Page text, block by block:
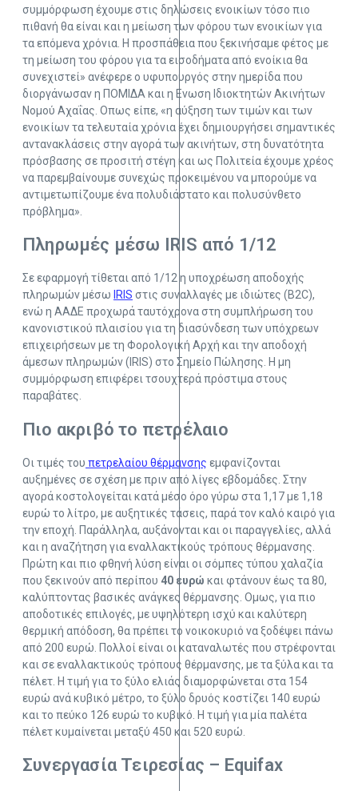
συμμόρφωση έχουμε στις δηλώσεις ενοικίων τόσο πιο
πιθανή θα είναι και η μείωση των φόρου των ενοικίων για
τα επόμενα χρόνια. Η προσπάθεια που ξεκινήσαμε φέτος με
τη μείωση του φόρου για τα εισοδήματα από ενοίκια θα
συνεχιστεί» ανέφερε ο υφυπουργός στην ημερίδα που
διοργάνωσαν η ΠΟΜΙΔΑ και η Ενωση Ιδιοκτητών Ακινήτων
Νομού Αχαΐας. Οπως είπε, «η αύξηση των τιμών και των
ενοικίων τα τελευταία χρόνια έχει δημιουργήσει σημαντικές
αντανακλάσεις στην αγορά των ακινήτων, στη δυνατότητα
πρόσβασης σε προσιτή στέγη και ως Πολιτεία έχουμε χρέος
να παρεμβαίνουμε συνεχώς προκειμένου να μπορούμε να
αντιμετωπίζουμε ένα πολυδιάστατο και πολυσύνθετο
πρόβλημα».
Πληρωμές μέσω IRIS από 1/12
Σε εφαρμογή τίθεται από 1/12 η υποχρέωση αποδοχής
πληρωμών μέσω IRIS στις συναλλαγές με ιδιώτες (Β2C),
ενώ η ΑΑΔΕ προχωρά ταυτόχρονα στη συμπλήρωση του
κανονιστικού πλαισίου για τη διασύνδεση των υπόχρεων
επιχειρήσεων με τη Φορολογική Αρχή και την αποδοχή
άμεσων πληρωμών (IRIS) στο Σημείο Πώλησης. Η μη
συμμόρφωση επιφέρει τσουχτερά πρόστιμα στους
παραβάτες.
Πιο ακριβό το πετρέλαιο
Οι τιμές του πετρελαίου θέρμανσης εμφανίζονται
αυξημένες σε σχέση με πριν από λίγες εβδομάδες. Στην
αγορά κοστολογείται κατά μέσο όρο γύρω στα 1,17 με 1,18
ευρώ το λίτρο, με αυξητικές τάσεις, παρά τον καλό καιρό για
την εποχή. Παράλληλα, αυξάνονται και οι παραγγελίες, αλλά
και η αναζήτηση για εναλλακτικούς τρόπους θέρμανσης.
Πρώτη και πιο φθηνή λύση είναι οι σόμπες τύπου χαλαζία
που ξεκινούν από περίπου 40 ευρώ και φτάνουν έως τα 80,
καλύπτοντας βασικές ανάγκες θέρμανσης. Ομως, για πιο
αποδοτικές επιλογές, με υψηλότερη ισχύ και καλύτερη
θερμική απόδοση, θα πρέπει το νοικοκυριό να ξοδέψει πάνω
από 200 ευρώ. Πολλοί είναι οι καταναλωτές που στρέφονται
και σε εναλλακτικούς τρόπους θέρμανσης, με τα ξύλα και τα
πέλετ. Η τιμή για το ξύλο ελιάς διαμορφώνεται στα 154
ευρώ ανά κυβικό μέτρο, το ξύλο δρυός κοστίζει 140 ευρώ
και το πεύκο 126 ευρώ το κυβικό. Η τιμή για μία παλέτα
πέλετ κυμαίνεται μεταξύ 450 και 520 ευρώ.
Συνεργασία Τειρεσίας – Equifax